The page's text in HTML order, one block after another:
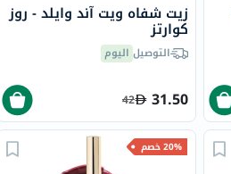
زيت شفاه ويت آند وايلد - روز
كوارتز
التوصيل اليوم
31.50
42
20% خصم